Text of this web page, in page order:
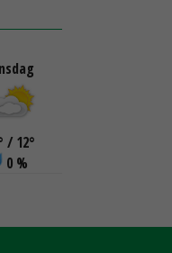
/ 12°
0 %